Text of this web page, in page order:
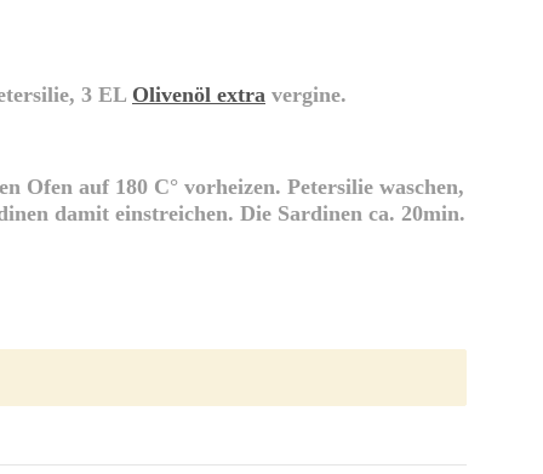
3 EL Olivenöl extra vergine.
Ofen auf 180 C° vorheizen. Petersilie waschen,
damit einstreichen. Die Sardinen ca. 20min.